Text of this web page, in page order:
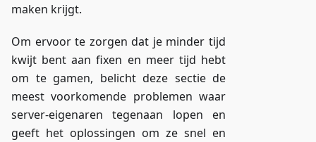
maken krijgt.
Om ervoor te zorgen dat je minder tijd
kwijt bent aan fixen en meer tijd hebt
om te gamen, belicht deze sectie de
meest voorkomende problemen waar
server-eigenaren tegenaan lopen en
geeft het oplossingen om ze snel en